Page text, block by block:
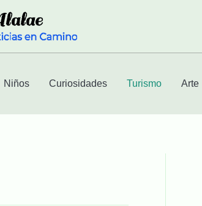
Niños Curiosidades Turismo Arte